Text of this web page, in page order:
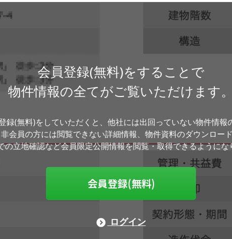
会員登録(無料)をすることで
物件情報の全てがご覧いただけます。
録(無料)をしていただくと、他社には出回っていない物件情報
非会員の方には閲覧できない詳細情報、物件資料のダウンロード
の立地確認など会員限定公開情報を閲覧・取得できるようにな
会員登録(無料)
ログイン